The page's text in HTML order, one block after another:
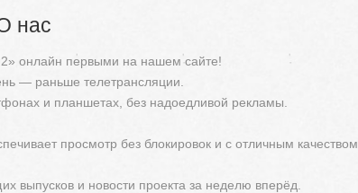
нас
онлайн первыми на нашем сайте!
— раньше телетрансляции.
и планшетах, без надоедливой рекламы.
просмотр без блокировок и с отличным качеством.
выпусков и новости проекта за неделю вперёд.